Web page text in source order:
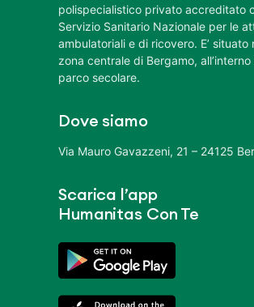
polispecialistico privato accreditato
Servizio Sanitario Nazionale per le
ambulatoriali e di ricovero. E’ situato
zona centrale di Bergamo,
parco secolare.
Dove siamo
Via Mauro Gavazzeni, 21 – 24125
Scarica l’app
Humanitas Con Te